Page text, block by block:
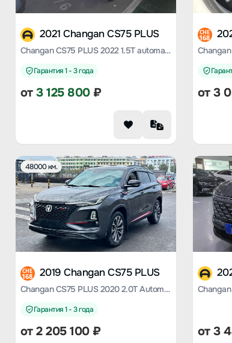
2021 Changan CS75 PLUS
Changan CS75 PLUS 2022 1.5T automatic luxury type
Гарантия 1 - 3 года
от3 125 800₽
CHE
168
от3
48000 км.
CHE
168 2019 Changan CS75 PLUS
Changan CS75 PLUS 2020 2.0T Automatic Flagship
Гарантия 1 - 3 года
от2 205 100₽ от3